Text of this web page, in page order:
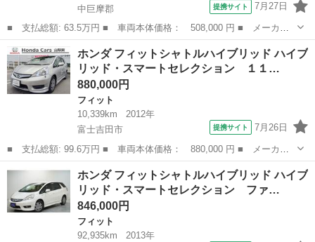
中巨摩郡
提携サイト 7月27日
■ 支払総額: 63.5万円 ■ 車両本体価格： 508,000 円 ■ メーカー
名： ホンダ ■ 車種名： フィットハイブリッド ■ グレード
名： Ｆパッケージ アイドリングＳ Ｂモニ スマートキープッシ
ュスタート セキ...
山梨 中巨摩郡 フィット
ホンダ フィットシャトルハイブリッド ハイブ
リッド・スマートセレクション １１…
880,000円
フィット
10,339km
2012年
富士吉田市
提携サイト 7月26日
■ 支払総額: 99.6万円 ■ 車両本体価格： 880,000 円 ■ メーカー
名： ホンダ ■ 車種名： フィットシャトルハイブリッド ■ グレ
ード名： ハイブリッド・スマートセレクション １１０００Ｋｍ横
滑り防止ナビ...
山梨 富士吉田市 フィット
ホンダ フィットシャトルハイブリッド ハイブ
リッド・スマートセレクション ファ…
846,000円
フィット
92,935km
2013年